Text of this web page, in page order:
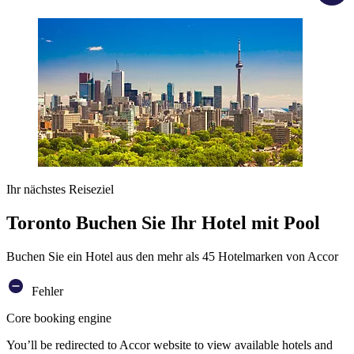
Ihr nächstes Reiseziel
Toronto Buchen Sie Ihr Hotel mit Pool
Buchen Sie ein Hotel aus den mehr als 45 Hotelmarken von Accor
Fehler
Core booking engine
You’ll be redirected to Accor website to view available hotels and